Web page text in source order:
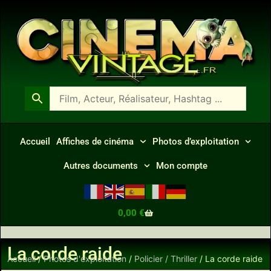
Accueil Affiches de cinéma Photos d’exploitation
Autres documents Mon compte
0,00 €
La corde raide
Accueil/Photos d'exploitation / Policier / Thriller / La corde raide